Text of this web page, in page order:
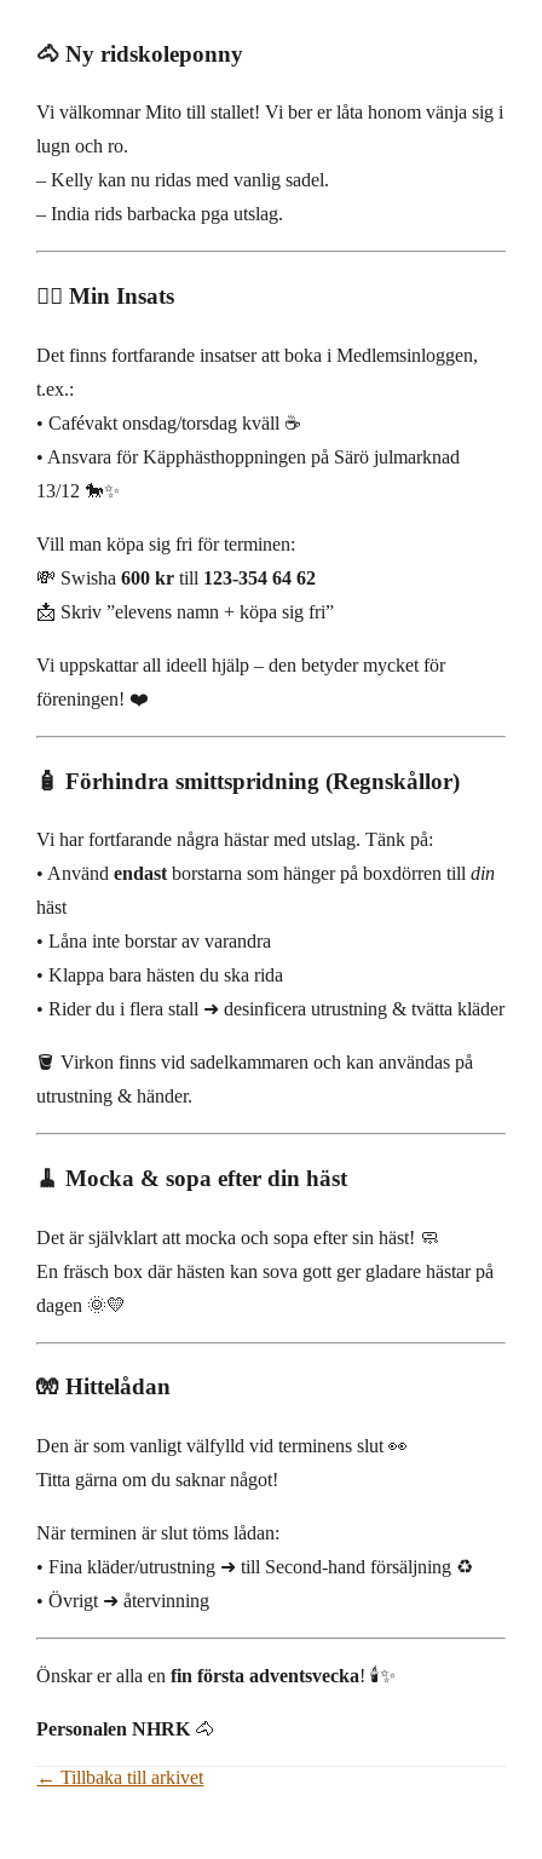
🐴 Ny ridskoleponny
Vi välkomnar Mito till stallet! Vi ber er låta honom vänja sig i
lugn och ro.
– Kelly kan nu ridas med vanlig sadel.
– India rids barbacka pga utslag.
🙋‍♀️ Min Insats
Det finns fortfarande insatser att boka i Medlemsinloggen,
t.ex.:
• Cafévakt onsdag/torsdag kväll ☕
• Ansvara för Käpphästhoppningen på Särö julmarknad
13/12 🐎✨
Vill man köpa sig fri för terminen:
💸 Swisha600 kr till 123-354 64 62
📩 Skriv ”elevens namn + köpa sig fri”
Vi uppskattar all ideell hjälp – den betyder mycket för
föreningen! ❤️
🧴 Förhindra smittspridning (Regnskållor)
Vi har fortfarande några hästar med utslag. Tänk på:
• Användendast borstarna som hänger på boxdörren tilldin
häst
• Låna inte borstar av varandra
• Klappa bara hästen du ska rida
• Rider du i flera stall ➜ desinficera utrustning & tvätta kläder
🪣 Virkon finns vid sadelkammaren och kan användas på
utrustning & händer.
🧹 Mocka & sopa efter din häst
Det är självklart att mocka och sopa efter sin häst! 🧼
En fräsch box där hästen kan sova gott ger gladare hästar på
dagen 🌞💛
🧤 Hittelådan
Den är som vanligt välfylld vid terminens slut 👀
Titta gärna om du saknar något!
När terminen är slut töms lådan:
• Fina kläder/utrustning ➜ till Second-hand försäljning ♻️
• Övrigt ➜ återvinning
Önskar er alla enfin första adventsvecka! 🕯️✨
Personalen NHRK 🐴
← Tillbaka till arkivet